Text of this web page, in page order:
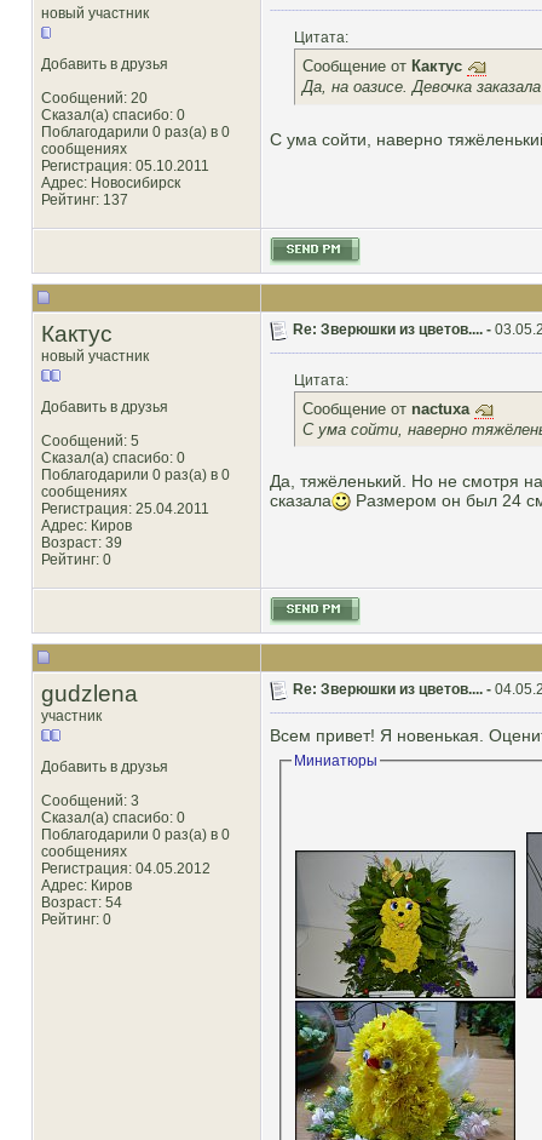
новый участник
Добавить в друзья
Сообщений: 20
Сказал(а) спасибо: 0
Поблагодарили 0 раз(а) в 0
сообщениях
Регистрация: 05.10.2011
Адрес: Новосибирск
Рейтинг: 137
Цитата:
Сообщение от Кактус
Да, на оазисе. Девочка
С ума сойти, наверно
Кактус
новый участник
Добавить в друзья
Сообщений: 5
Сказал(а) спасибо: 0
Поблагодарили 0 раз(а) в 0
сообщениях
Регистрация: 25.04.2011
Адрес: Киров
Возраст: 39
Рейтинг: 0
Re: Зверюшки из цветов.... -
Цитата:
Сообщение от nactuxa
С ума сойти, наверно
Да, тяжёленький. Но не смотря
сказала
Размером он был 24
gudzlena
участник
Добавить в друзья
Сообщений: 3
Сказал(а) спасибо: 0
Поблагодарили 0 раз(а) в 0
сообщениях
Регистрация: 04.05.2012
Адрес: Киров
Возраст: 54
Рейтинг: 0
Re: Зверюшки из цветов.... -
Всем привет! Я новенькая.
Миниатюры